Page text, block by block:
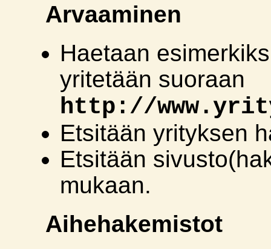
Arvaaminen
Haetaan
yritetään suoraan
http://
Etsitään yrityksen
Etsitään
mukaan.
Aihehakemistot